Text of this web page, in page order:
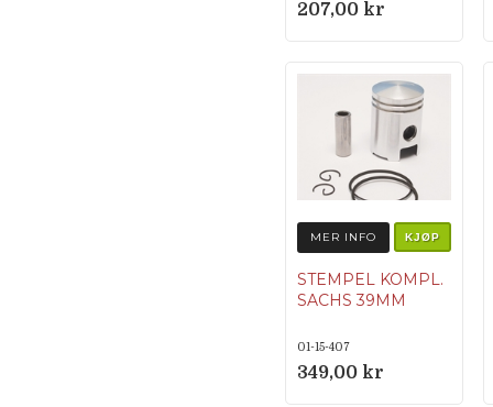
207,00 kr
MER INFO KJØP
STEMPEL KOMPL.
SACHS 39MM
01-15-407
349,00 kr